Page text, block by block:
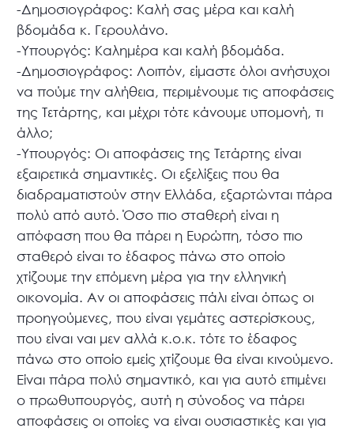
-Δημοσιογράφος: Καλή σας μέρα και καλή
βδομάδα κ. Γερουλάνο.
-Υπουργός: Καλημέρα και καλή βδομάδα.
-Δημοσιογράφος: Λοιπόν, είμαστε όλοι ανήσυχοι
να πούμε την αλήθεια, περιμένουμε τις αποφάσεις
της Τετάρτης, και μέχρι τότε κάνουμε υπομονή, τι
άλλο;
-Υπουργός: Οι αποφάσεις της Τετάρτης είναι
εξαιρετικά σημαντικές. Οι εξελίξεις που θα
διαδραματιστούν στην Ελλάδα, εξαρτώνται πάρα
πολύ από αυτό. Όσο πιο σταθερή είναι η
απόφαση που θα πάρει η Ευρώπη, τόσο πιο
σταθερό είναι το έδαφος πάνω στο οποίο
χτίζουμε την επόμενη μέρα για την ελληνική
οικονομία. Αν οι αποφάσεις πάλι είναι όπως οι
προηγούμενες, που είναι γεμάτες αστερίσκους,
που είναι ναι μεν αλλά κ.ο.κ. τότε το έδαφος
πάνω στο οποίο εμείς χτίζουμε θα είναι κινούμενο.
Είναι πάρα πολύ σημαντικό, και για αυτό επιμένει
ο πρωθυπουργός, αυτή η σύνοδος να πάρει
αποφάσεις οι οποίες να είναι ουσιαστικές και για